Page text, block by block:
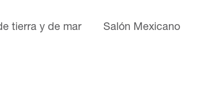
tierra y de mar Salón Mexicano